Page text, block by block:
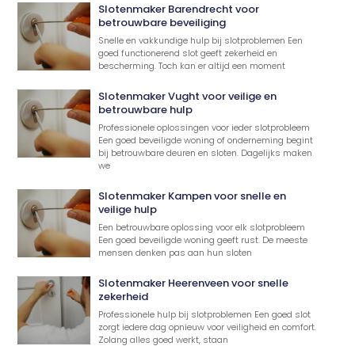
Slotenmaker Barendrecht voor
betrouwbare beveiliging
Snelle en vakkundige hulp bij slotproblemen Een
goed functionerend slot geeft zekerheid en
bescherming. Toch kan er altijd een moment
Slotenmaker Vught voor veilige en
betrouwbare hulp
Professionele oplossingen voor ieder slotprobleem
Een goed beveiligde woning of onderneming begint
bij betrouwbare deuren en sloten. Dagelijks maken
we
Slotenmaker Kampen voor snelle en
veilige hulp
Een betrouwbare oplossing voor elk slotprobleem
Een goed beveiligde woning geeft rust. De meeste
mensen denken pas aan hun sloten
Slotenmaker Heerenveen voor snelle
zekerheid
Professionele hulp bij slotproblemen Een goed slot
zorgt iedere dag opnieuw voor veiligheid en comfort.
Zolang alles goed werkt, staan